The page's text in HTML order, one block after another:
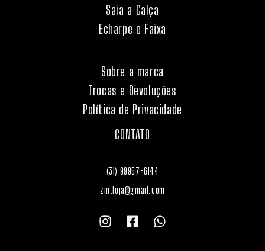
Saia a Calça
Echarpe e Faixa
Sobre a marca
Trocas e Devoluções
Política de Privacidade
CONTATO
(31) 99957-6144
zin.loja@gmail.com